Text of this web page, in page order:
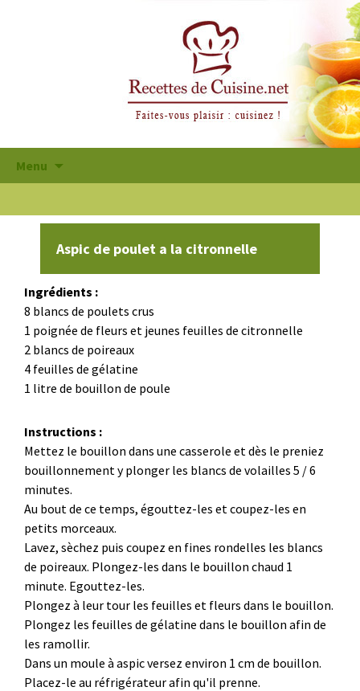
Menu
principal
Aspic de poulet a la citronnelle
Ingrédients :
8 blancs de poulets crus
1 poignée de fleurs et jeunes feuilles de citronnelle
2 blancs de poireaux
4 feuilles de gélatine
1 litre de bouillon de poule
Instructions :
Mettez le bouillon dans une casserole et dès le preniez
bouillonnement y plonger les blancs de volailles 5 / 6
minutes.
Au bout de ce temps, égouttez-les et coupez-les en
petits morceaux.
Lavez, sèchez puis coupez en fines rondelles les blancs
de poireaux. Plongez-les dans le bouillon chaud 1
minute. Egouttez-les.
Plongez à leur tour les feuilles et fleurs dans le bouillon.
Plongez les feuilles de gélatine dans le bouillon afin de
les ramollir.
Dans un moule à aspic versez environ 1 cm de bouillon.
Placez-le au réfrigérateur afin qu'il prenne.